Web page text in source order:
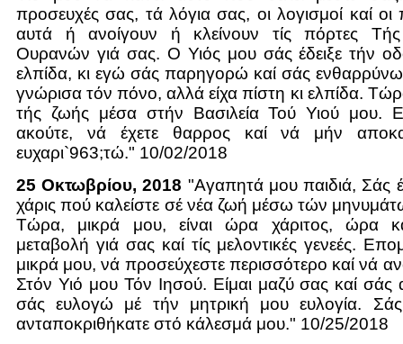
προσευχές σας, τά λόγια σας, οι λογισμοί καί οι
αυτά ή ανοίγουν ή κλείνουν τίς πόρτες
Ουρανών γιά σας. Ο Υιός μου σάς έδειξε τήν
ελπίδα, κι εγώ σάς παρηγορώ καί σάς ενθαρρύνω
γνώρισα τόν πόνο, αλλά είχα πίστη κι ελπίδα.
τής ζωής μέσα στήν Βασιλεία Τού Υιού μου.
ακούτε, νά έχετε θαρρος καί νά μήν
ευχαρι`963;τώ." 10/02/2018
25 Οκτωβρίου, 2018 "Αγαπητά μου παιδιά, Σάς
χάρις πού καλείστε σέ νέα ζωή μέσω τών
Τώρα, μικρά μου, είναι ώρα χάριτος, ώρα
μεταβολή γιά σας καί τίς μελοντικές γενεές.
μικρά μου, νά προσεύχεστε περισσότερο καί νά
Στόν Υιό μου Τόν Ιησού. Είμαι μαζύ σας καί
σάς ευλογώ μέ τήν μητρική μου ευλογία.
ανταποκριθήκατε στό κάλεσμά μου." 10/25/2018